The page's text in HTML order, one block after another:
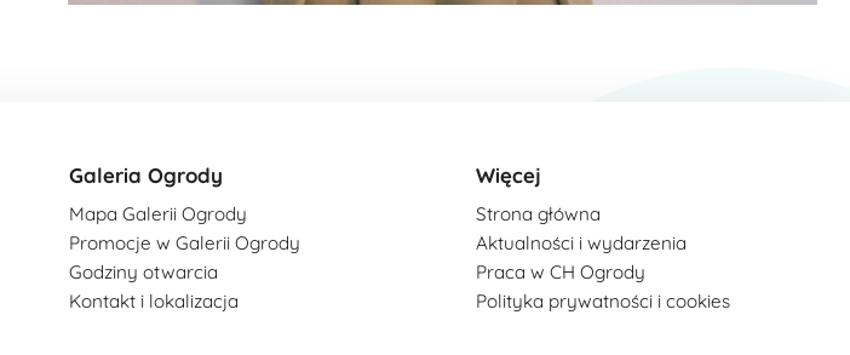
Galeria Ogrody
Mapa Galerii Ogrody
Promocje w Galerii Ogrody
Godziny otwarcia
Kontakt i lokalizacja
Więcej
Strona główna
Aktualności i wydarzenia
Praca w CH Ogrody
Polityka prywatności i cookies